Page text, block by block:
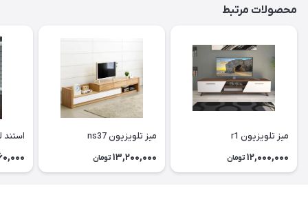
محصولات مرتبط
میز تلویزیون r1
12,000,000 تومان
میز تلویزیون ns37
13,200,000 تومان